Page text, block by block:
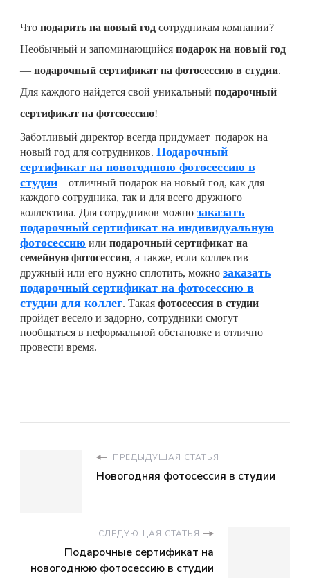
Что подарить на новый год сотрудникам компании?
Необычный и запоминающийся подарок на новый год
— подарочный сертификат на фотосессию в студии.
Для каждого найдется свой уникальный подарочный
сертификат на фотсоессию!
Заботливый директор всегда придумает подарок на
новый год для сотрудников. Подарочный
сертификат на новогоднюю фотосессию в
студии – отличный подарок на новый год, как для
каждого сотрудника, так и для всего дружного
коллектива. Для сотрудников можно заказать
подарочный сертификат на индивидуальную
фотосессию или подарочный сертификат на
семейную фотосессию, а также, если коллектив
дружный или его нужно сплотить, можно заказать
подарочный сертификат на фотосессию в
студии для коллег. Такая фотосессия в студии
пройдет весело и задорно, сотрудники смогут
пообщаться в неформальной обстановке и отлично
провести время.
ПРЕДЫДУЩАЯ СТАТЬЯ
Новогодняя фотосессия в студии
СЛЕДУЮЩАЯ СТАТЬЯ
Подарочные сертификат на
новогоднюю фотосессию в студии